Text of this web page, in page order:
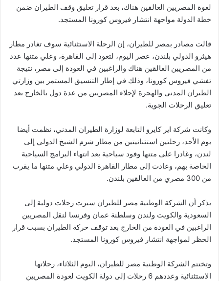
لعوة المصريين العالقين هناك، بعد قرار تعليق وقف الطيران ضمن
خطة الدولة مواجهة انتشار فيروس كورونا المستجد.
قالت مصادر بمصر للطيران، إن الرحلة الاستثنائية سوف تغادر مطار
هيثرو الدولي بلندن، عصر اليوم، لتعود إلى القاهرة، وعلي متنها عدد
من المصريين العالقين هناك والراغبين في العودة إلى مصر، نتيجة
تفشي فيروس كورونا، وذلك في إطار التنسيق المستمر بين وزارتي
الطيران المدني والهجرة لإجلاء المصريين من عدة دول بالخارج بعد
تعليق الرحلات الجوية.
وكانت شركة اير كايرو التابعة لوزارة الطيران المدني، نظمت أيضا
يوم الأحد، رحلتين استثنائيتين من مطار شرم الشيخ الدولي إلى
لندن، وغادرا على متنها وفود سياحية بعد انتهاء البرامج السياحية
الخاصة بهم، وعادت إلى مطار القاهرة الدولي وعلي متنها ما يقرب
من 300 مصري من العالقين بلندن.
يذكر أن الشركة الوطنية مصر للطيران سيرت رحلات دولية إلى
السعودية والكويت ولندن وسلطنة عمان وفرنسا لنقل المصريين
الراغبين في العودة من الخارج بعد توقف حركة الطيران بسبب قرار
الحظر لمواجهة انتشار فيروس كورونا المستجد.
وتختتم الشركة الوطنية مصر للطيران، اليوم الثلاثاء، رحلاتها
الاستثنائية وعددهم 6 رحلات إلى دولة الكويت لعودة المصريين